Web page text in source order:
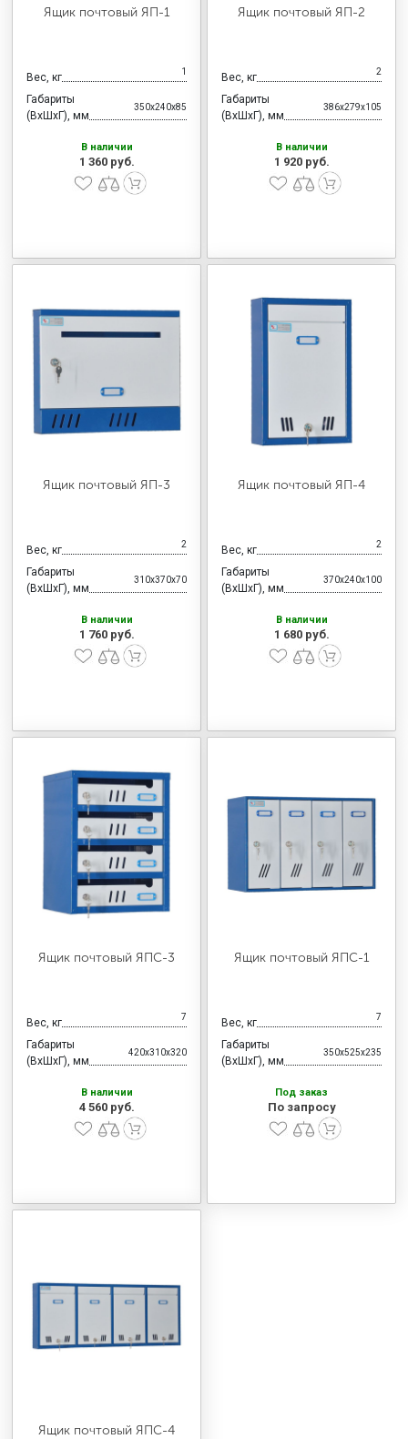
Ящик почтовый ЯП-1
Вес, кг 1
Габариты
(ВхШхГ), мм
350x240x85
В наличии
1 360 руб.
Ящик почтовый ЯП-2
Вес, кг 2
Габариты
(ВхШхГ), мм
386x279x105
В наличии
1 920 руб.
Ящик почтовый ЯП-3
Вес, кг 2
Габариты
(ВхШхГ), мм
310x370x70
В наличии
1 760 руб.
Ящик почтовый ЯП-4
Вес, кг 2
Габариты
(ВхШхГ), мм
370x240x100
В наличии
1 680 руб.
Ящик почтовый ЯПС-3
Вес, кг 7
Габариты
(ВхШхГ), мм
420x310x320
В наличии
4 560 руб.
Ящик почтовый ЯПС-1
Вес, кг 7
Габариты
(ВхШхГ), мм
350x525x235
Под заказ
По запросу
Ящик почтовый ЯПС-4